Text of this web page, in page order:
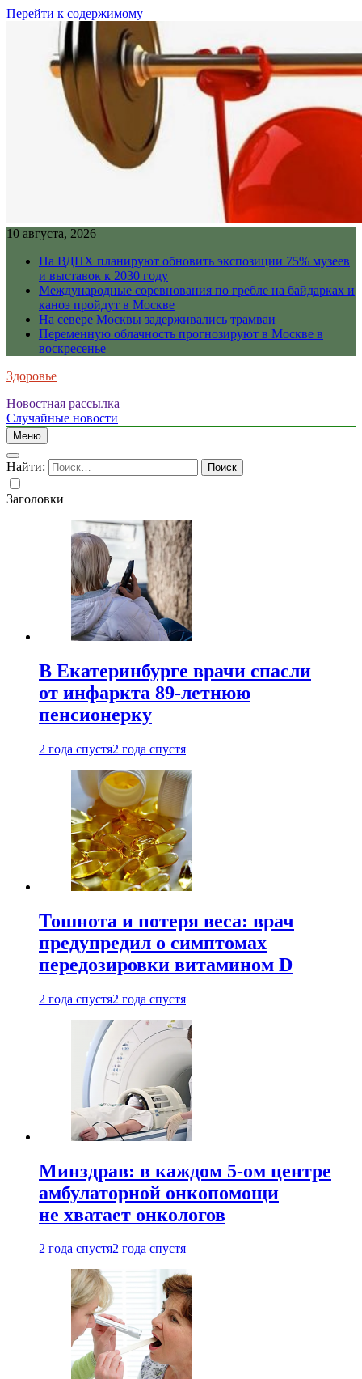
Перейти к содержимому
10 августа, 2026
На ВДНХ планируют обновить экспозиции 75% музеев
и выставок к 2030 году
Международные соревнования по гребле на байдарках и
каноэ пройдут в Москве
На севере Москвы задерживались трамваи
Переменную облачность прогнозируют в Москве в
воскресенье
Здоровье
Новостная рассылка
Случайные новости
Меню
Найти:
Заголовки
В Екатеринбурге врачи спасли
от инфаркта 89-летнюю
пенсионерку
2 года спустя2 года спустя
Тошнота и потеря веса: врач
предупредил о симптомах
передозировки витамином D
2 года спустя2 года спустя
Минздрав: в каждом 5-ом центре
амбулаторной онкопомощи
не хватает онкологов
2 года спустя2 года спустя